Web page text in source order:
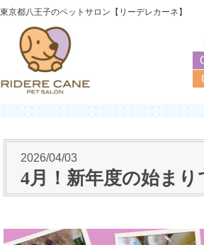
東京都八王子のペットサロン【リーデレカーネ】
2026/04/03
4月！新年度の始まり